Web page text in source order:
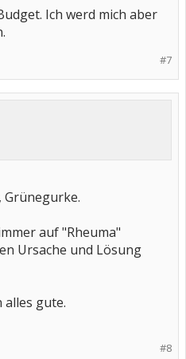
Ich werd mich aber
#7
auf "Rheuma"
Ursache und Lösung
alles gute.
#8